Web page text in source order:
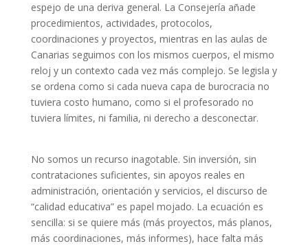
espejo de una deriva general. La Consejería añade
procedimientos, actividades, protocolos,
coordinaciones y proyectos, mientras en las aulas de
Canarias seguimos con los mismos cuerpos, el mismo
reloj y un contexto cada vez más complejo. Se legisla y
se ordena como si cada nueva capa de burocracia no
tuviera costo humano, como si el profesorado no
tuviera límites, ni familia, ni derecho a desconectar.
No somos un recurso inagotable. Sin inversión, sin
contrataciones suficientes, sin apoyos reales en
administración, orientación y servicios, el discurso de
“calidad educativa” es papel mojado. La ecuación es
sencilla: si se quiere más (más proyectos, más planos,
más coordinaciones, más informes), hace falta más